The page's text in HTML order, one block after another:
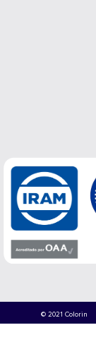
© 2021 Colorin